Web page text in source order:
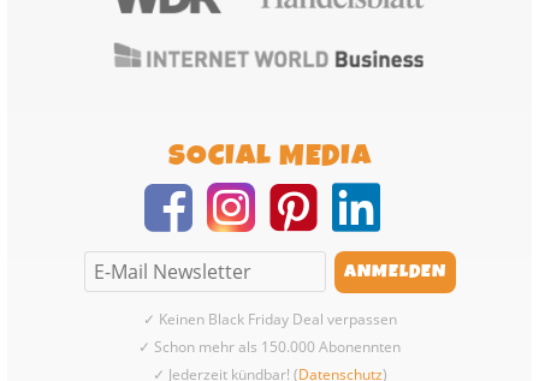
SOCIAL MEDIA
✓ Keinen Black Friday Deal verpassen
✓ Schon mehr als 150.000 Abonennten
✓ Jederzeit kündbar! (Datenschutz)